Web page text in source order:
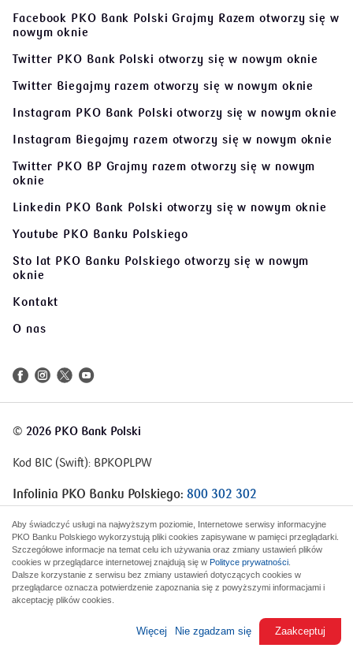
Facebook PKO Bank Polski Grajmy Razemotworzy się w
nowym oknie
Twitter PKO Bank Polski otworzy się w nowym oknie
Twitter Biegajmy razem otworzy się w nowym oknie
Instagram PKO Bank Polski otworzy się w nowym oknie
Instagram Biegajmy razem otworzy się w nowym oknie
Twitter PKO BP Grajmy razem otworzy się w nowym
oknie
Linkedin PKO Bank Polski otworzy się w nowym oknie
Youtube PKO Banku Polskiego
Sto lat PKO Banku Polskiego otworzy się w nowym
oknie
Kontakt
O nas
© 2026 PKO Bank Polski
Kod BIC (Swift): BPKOPLPW
Infolinia PKO Banku Polskiego: 800 302 302
Infolinia Korporacje i Samorządy:801 363 636
Aby świadczyć usługi na najwyższym poziomie, Internetowe serwisy informacyjne
PKO Banku Polskiego wykorzystują pliki cookies zapisywane w pamięci przeglądarki.
Szczegółowe informacje na temat celu ich używania oraz zmiany ustawień plików
cookies w przeglądarce internetowej znajdują się w Polityce prywatności
Dalsze korzystanie z serwisu bez zmiany ustawień dotyczących cookies w
przeglądarce oznacza potwierdzenie zapoznania się z powyższymi informacjami i
akceptację plików cookies.
Zaakceptuj
Nie zgadzam się
Więcej